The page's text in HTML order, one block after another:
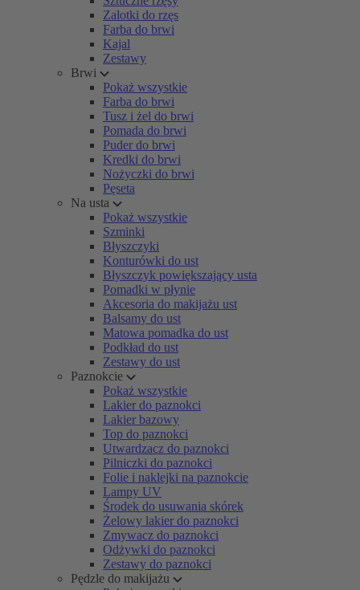
Zalotki do rzęs
Farba do brwi
Kajal
Zestawy
Brwi
Pokaż wszystkie
Farba do brwi
Tusz i żel do brwi
Pomada do brwi
Puder do brwi
Kredki do brwi
Nożyczki do brwi
Pęseta
Na usta
Pokaż wszystkie
Szminki
Błyszczyki
Konturówki do ust
Błyszczyk powiększający usta
Pomadki w płynie
Akcesoria do makijażu ust
Balsamy do ust
Matowa pomadka do ust
Podkład do ust
Zestawy do ust
Paznokcie
Pokaż wszystkie
Lakier do paznokci
Lakier bazowy
Top do paznokci
Utwardzacz do paznokci
Pilniczki do paznokci
Folie i naklejki na paznokcie
Lampy UV
Środek do usuwania skórek
Żelowy lakier do paznokci
Zmywacz do paznokci
Odżywki do paznokci
Zestawy do paznokci
Pędzle do makijażu